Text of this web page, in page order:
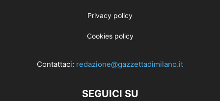
Privacy policy
Cookies policy
Contattaci: redazione@gazzettadimilano.it
SEGUICI SU